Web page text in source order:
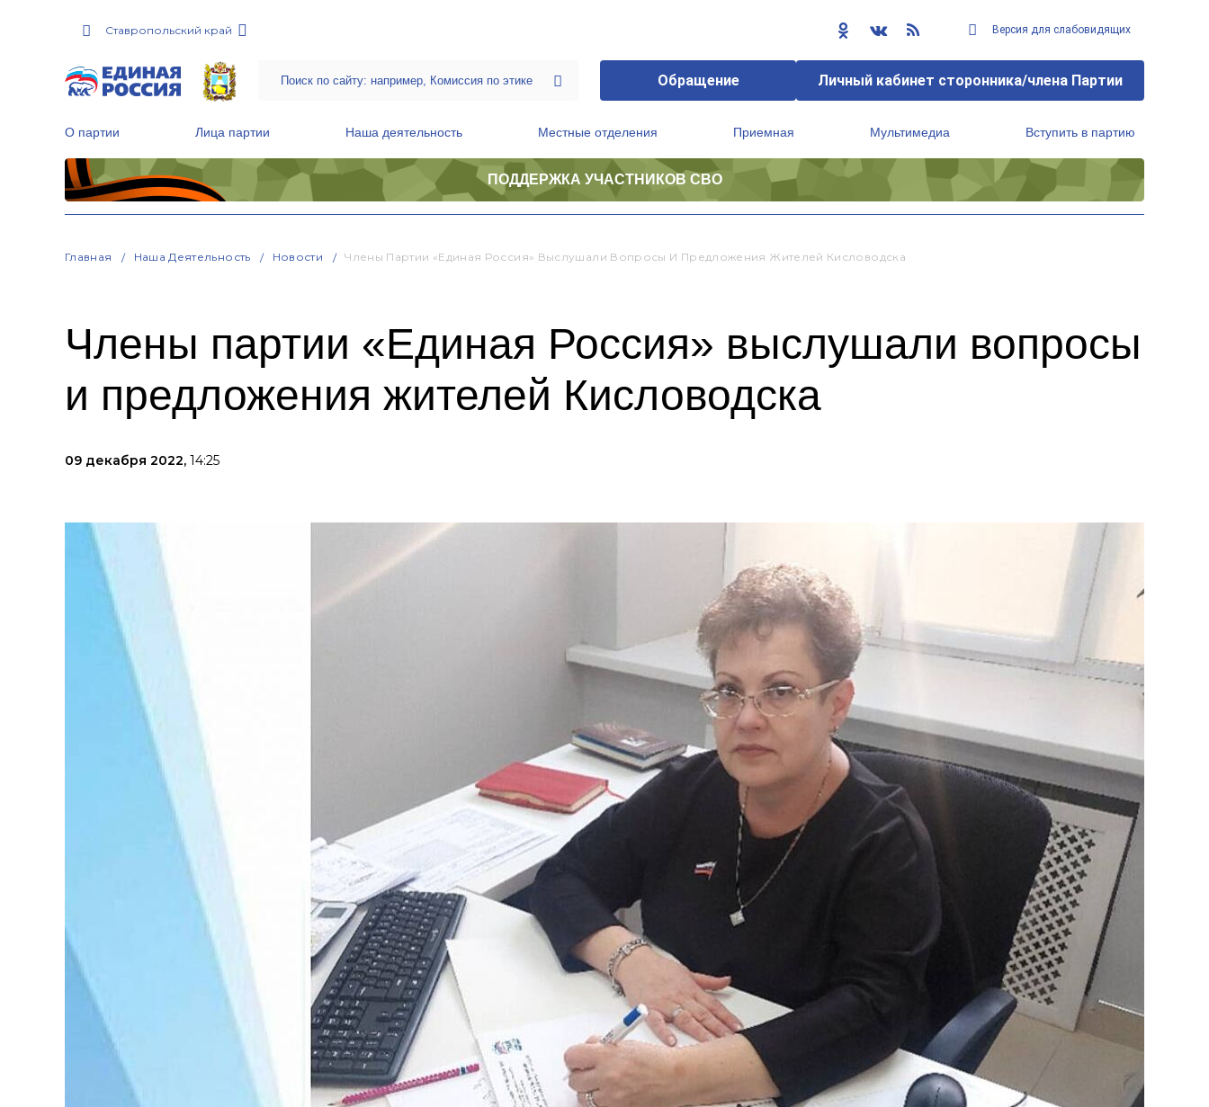
Ставропольский край Версия для слабовидящих
Обращение Личный кабинет сторонника/члена Партии
О партии Лица партии Наша деятельность Местные отделения Приемная Мультимедиа Вступить в партию
ПОДДЕРЖКА УЧАСТНИКОВ СВО
Главная Наша Деятельность Новости Члены Партии «Единая Россия» Выслушали Вопросы И Предложения Жителей Кисловодска
Члены партии «Единая Россия» выслушали вопросы
и предложения жителей Кисловодска
09 декабря 2022, 14:25